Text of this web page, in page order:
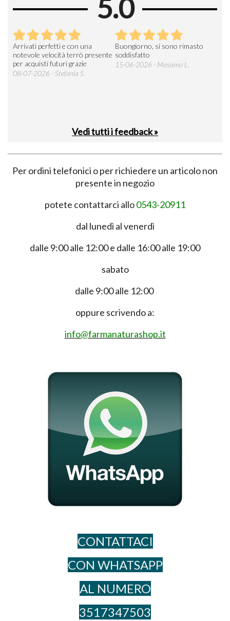
5.0
Arrivati perfetti e con una
notevole velocità terrò presente
per acquisti futuri grazie
08-07-2026 - Stefania S.
Buongiorno, si sono rimasto
soddisfatto
15-06-2026 - Massimo L.
Vedi tutti i feedback »
Per ordini telefonici o per richiedere un articolo non
presente in negozio
potete contattarci allo0543-20911
dal lunedì al venerdì
dalle 9:00 alle 12:00 e dalle 16:00 alle 19:00
sabato
dalle 9:00 alle 12:00
oppure scrivendo a:
info@farmanaturashop.it
CONTATTACI
CON WHATSAPP
AL NUME​RO
3517347503